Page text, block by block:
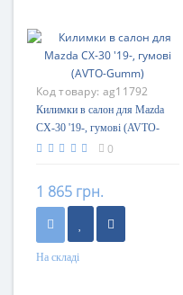
Код товару: ag11792
Килимки в салон для Mazda
CX-30 '19-, гумові (AVTO-
Gumm)
0
1 865 грн.
На складі